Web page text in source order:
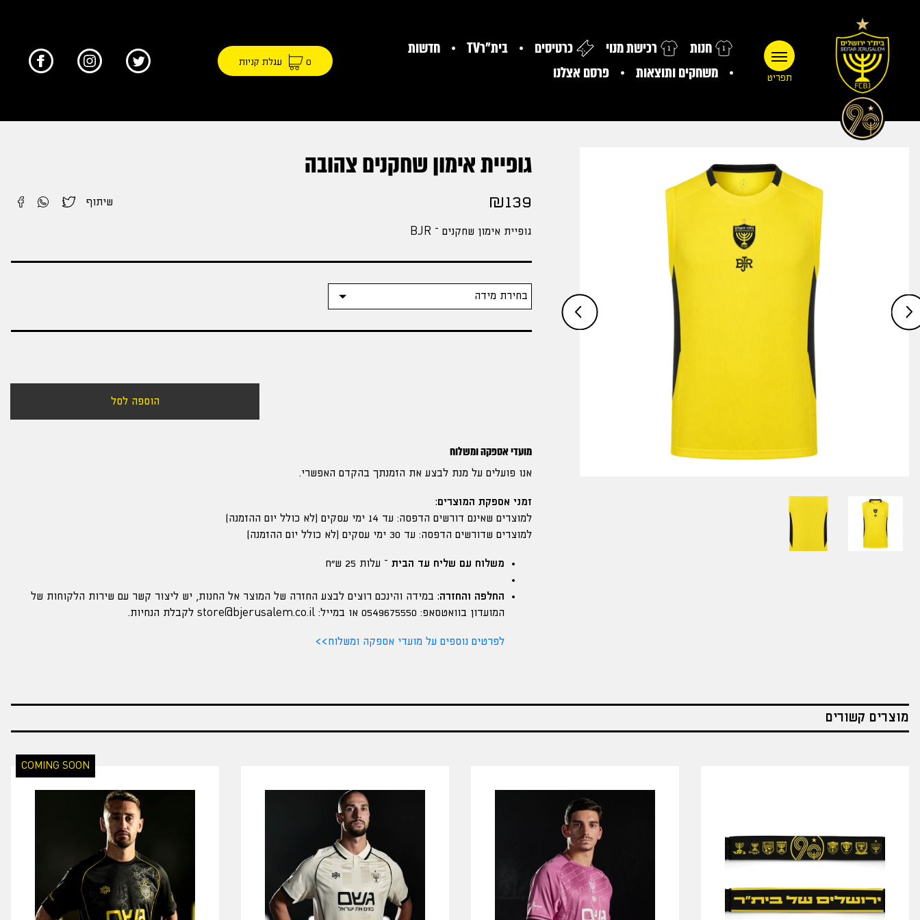
תפריט
חנות רכישת מנוי כרטיסים בית"רTV
חדשות
משחקים ותוצאות
פרסם אצלנו
0 עגלת קניות
גופיית אימון שחקנים צהובה
₪139 שיתוף
גופיית אימון שחקנים – BJR
מידה
הוספה לסל
מועדי אספקה ומשלוח
אנו פועלים על מנת לבצע את הזמנתך בהקדם האפשרי.
זמני אספקת המוצרים:
למוצרים שאינם דורשים הדפסה: עד 14 ימי עסקים (לא כולל יום ההזמנה)
למוצרים שדורשים הדפסה: עד 30 ימי עסקים (לא כולל יום ההזמנה)
משלוח עם שליח עד הבית – עלות 25 ש"ח
החלפה והחזרה: במידה והינכם רוצים לבצע החזרה של המוצר אל החנות, יש ליצור קשר עם שירות הלקוחות של
המועדון בוואטסאפ: 0549675550 או במייל:
store@bjerusalem.co.il לקבלת הנחיות.
לפרטים נוספים על מועדי אספקה ומשלוח>>
מוצרים קשורים
COMING SOON